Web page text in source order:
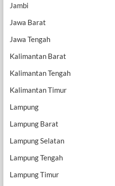
Jambi
Jawa Barat
Jawa Tengah
Kalimantan Barat
Kalimantan Tengah
Kalimantan Timur
Lampung
Lampung Barat
Lampung Selatan
Lampung Tengah
Lampung Timur